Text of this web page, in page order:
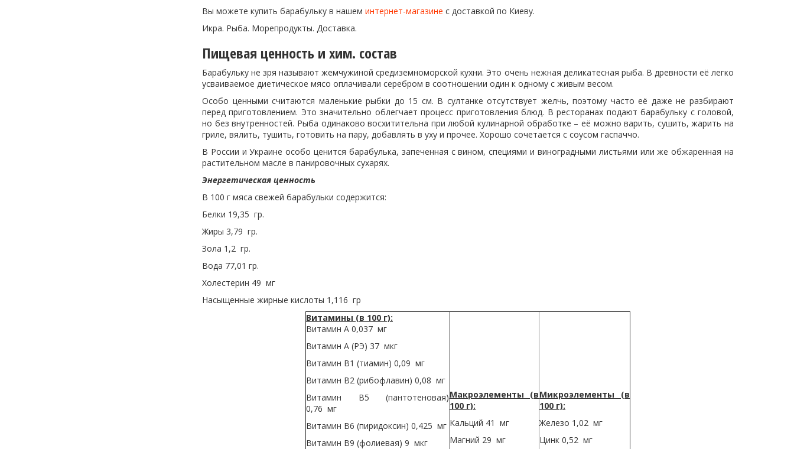
Вы можете купить барабульку в нашем интернет-магазине с доставкой по Киеву.
Икра. Рыба. Морепродукты. Доставка.
Пищевая ценность и хим. состав
Барабульку не зря называют жемчужиной средиземноморской кухни. Это очень нежная деликатесная рыба. В древности её легко
усваиваемое диетическое мясо оплачивали серебром в соотношении один к одному с живым весом.
Особо ценными считаются маленькие рыбки до 15 см. В султанке отсутствует желчь, поэтому часто её даже не разбирают
перед приготовлением. Это значительно облегчает процесс приготовления блюд. В ресторанах подают барабульку с головой,
но без внутренностей. Рыба одинаково восхитительна при любой кулинарной обработке – её можно варить, сушить, жарить на
гриле, вялить, тушить, готовить на пару, добавлять в уху и прочее. Хорошо сочетается с соусом гаспаччо.
В России и Украине особо ценится барабулька, запеченная с вином, специями и виноградными листьями или же обжаренная на
растительном масле в панировочных сухарях.
Энергетическая ценность
В 100 г мяса свежей барабульки содержится:
Белки 19,35 гр.
Жиры 3,79 гр.
Зола 1,2 гр.
Вода 77,01 гр.
Холестерин 49 мг
Насыщенные жирные кислоты 1,116 гр
Витамины (в 100 г):
Витамин A 0,037 мг
Витамин A (РЭ) 37 мкг
Витамин B1 (тиамин) 0,09 мг
Витамин B2 (рибофлавин) 0,08 мг
Витамин B5 (пантотеновая)
0,76 мг
Витамин B6 (пиридоксин) 0,425 мг
Витамин B9 (фолиевая) 9 мкг
Макроэлементы (в
100 г):
Кальций 41 мг
Магний 29 мг
Микроэлементы (в
100 г):
Железо 1,02 мг
Цинк 0,52 мг